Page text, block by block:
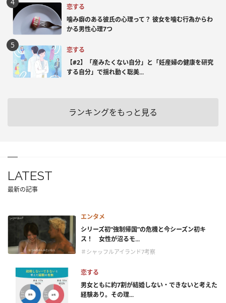
恋する
噛み癖のある彼氏の心理って？ 彼女を噛む行為からわ
かる男性心理7つ
恋する
【#2】「産みたくない自分」と「妊産婦の健康を研究
する自分」で揺れ動く聡美...
ランキングをもっと見る
LATEST
最新の記事
エンタメ
シリーズ初“強制帰国”の危機と今シーズン初キ
ス！ 女性が沼るモ...
＃シャッフルアイランド7考察
恋する
男女ともに約7割が結婚しない・できないと考えた
経験あり。その理...